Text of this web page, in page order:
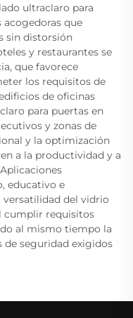
ultraclaro para
acogedoras que
sin distorsión
y restaurantes se
que favorece
los requisitos de
de oficinas
para puertas en
y zonas de
y la optimización
a la productividad y a
educativo e
del vidrio
cumplir requisitos
al mismo tiempo la
de seguridad exigidos